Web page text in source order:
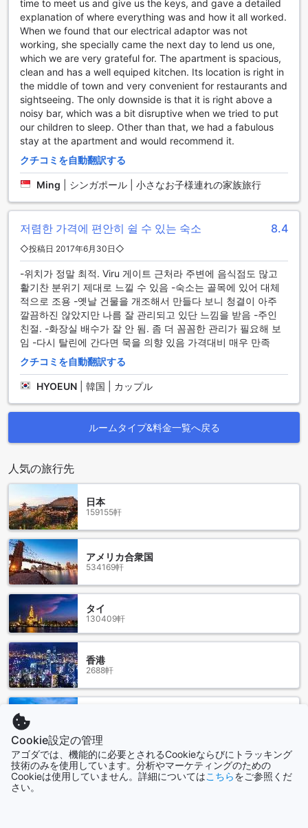
滞在を約束するために、充実した客室設備が整っています。
エアコン完備の客室は、タリンの季節に応じて快適な温度を
保ち、リラックスしたひとときを提供します。また、テレビ
や衛星/ケーブルテレビの設備が整っているため、旅の疲れを
癒しながらお気に入りの番組を楽しむことができます。
さらに、客室にはコーヒー/ティーメーカーや冷蔵庫が完備さ
れており、自由に飲み物を楽しむことができます。バスルー
ムには高品質のアメニティが揃い、ヘアドライヤーも完備さ
れているため、身支度もスムーズです。リネンやタオルも用
意されており、清潔感あふれる空間で心地よくお過ごしいた
だけます。
ブラックスミス オールド タウン アパートメンツの魅力的な客
室オファリング
タリンの歴史的な中心部に位置するブラックスミス オールド
タウン アパートメンツでは、様々なタイプの客室が用意され
き）は、心地よい30平方メートルの空間で、リラックスした
ミスのスタジオ（サウナ付き）も、シンプルで洗練されたデ
ザインが特徴です。
さらに、ブラックスミスのアティックスモール（サウナ付
き）は、16平方メートルのコンパクトなスペースで、プライ
ベート感を大切にしたい方に最適です。広めの空間を求める
方には、ブラックスミスのアティックラージ（サウナ付き）
の35平方メートルや、アティックミディアム（サウナ付き）
の30平方メートルが魅力的です。そして、贅沢な体験を求め
る方には、130平方メートルの2階建て2ベッドルームスイー
トがあり、広々とした空間で特別な時間を過ごすことができ
も、快適さとスタイルを兼ね備えた選択肢です。
Agodaでこれらの客室を予約することで、最適な価格での宿
じて、あなたの理想の滞在を手に入れましょう。
タリン旧市街の魅力
タリン旧市街は、エストニアの首都タリンに位置する歴史的
な地区で、ユネスコの世界遺産にも登録されています。中世
の面影を色濃く残すこのエリアは、石畳の道や美しいゴシッ
ク様式の建物、カラフルな家々が立ち並び、訪れる人々を魅
了します。特に、タリンのシンボルとも言えるアレクサンド
ル・ネフスキー大聖堂や、壮大なトームペア城からの眺望は
必見です。どこを歩いても歴史を感じられるこの場所は、散
策するだけでも楽しめるスポットが満載です。
また、タリン旧市街は多様なカフェやレストラン、ショップ
が点在しており、地元の文化や美味しい料理を楽しむことが
できます。特に、エストニアの伝統料理を提供するレストラ
ンや、手作りの工芸品を扱うお店は、観光客にとっての魅力
の一つです。さらに、季節ごとに開催されるマーケットやイ
ベントも見逃せません。タリン旧市街は、歴史と現代が融合
した独特の雰囲気を楽しむことができる、訪れる価値のある
場所です。
タリンの空港からブラックスミス オールド タウン アパートメ
ンツへのアクセス
time to meet us and give us the keys, and gave a detailed
explanation of where everything was and how it all worked.
When we found that our electrical adaptor was not
working, she specially came the next day to lend us one,
which we are very grateful for. The apartment is spacious,
clean and has a well equiped kitchen. Its location is right in
the middle of town and very convenient for restaurants and
sightseeing. The only downside is that it is right above a
noisy bar, which was a bit disruptive when we tried to put
our children to sleep. Other than that, we had a fabulous
stay at the apartment and would recommend it.
クチコミを自動翻訳する
Ming シンガポール | 小さなお子様連れの家族旅行
저렴한 가격에 편안히 쉴 수 있는 숙소 8.4
◇投稿日 2017年6月30日◇
-위치가 정말 최적. Viru 게이트 근처라 주변에 음식점도 많고
활기찬 분위기 제대로 느낄 수 있음 -숙소는 골목에 있어 대체
적으로 조용 -옛날 건물을 개조해서 만들다 보니 청결이 아주
깔끔하진 않았지만 나름 잘 관리되고 있단 느낌을 받음 -주인
친절. -화장실 배수가 잘 안 됨. 좀 더 꼼꼼한 관리가 필요해 보
임 -다시 탈린에 간다면 묵을 의향 있음 가격대비 매우 만족
クチコミを自動翻訳する
HYOEUN 韓国 | カップル
ルームタイプ&料金一覧へ戻る
人気の旅行先
日本
159155軒
アメリカ合衆国
534169軒
タイ
130409軒
香港
2688軒
もっと見る
Cookie設定の管理
アゴダでは、機能的に必要とされるCookieならびにトラッキング
技術のみを使用しています。分析やマーケティングのための
Cookieは使用していません。詳細についてはこちらをご参照くだ
さい。